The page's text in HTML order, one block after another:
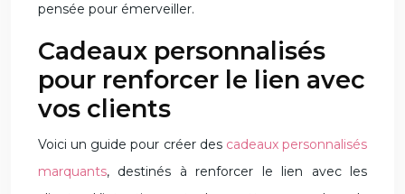
pensée pour émerveiller.
Cadeaux personnalisés
pour renforcer le lien avec
vos clients
Voici un guide pour créer des cadeaux personnalisés
marquants, destinés à renforcer le lien avec les